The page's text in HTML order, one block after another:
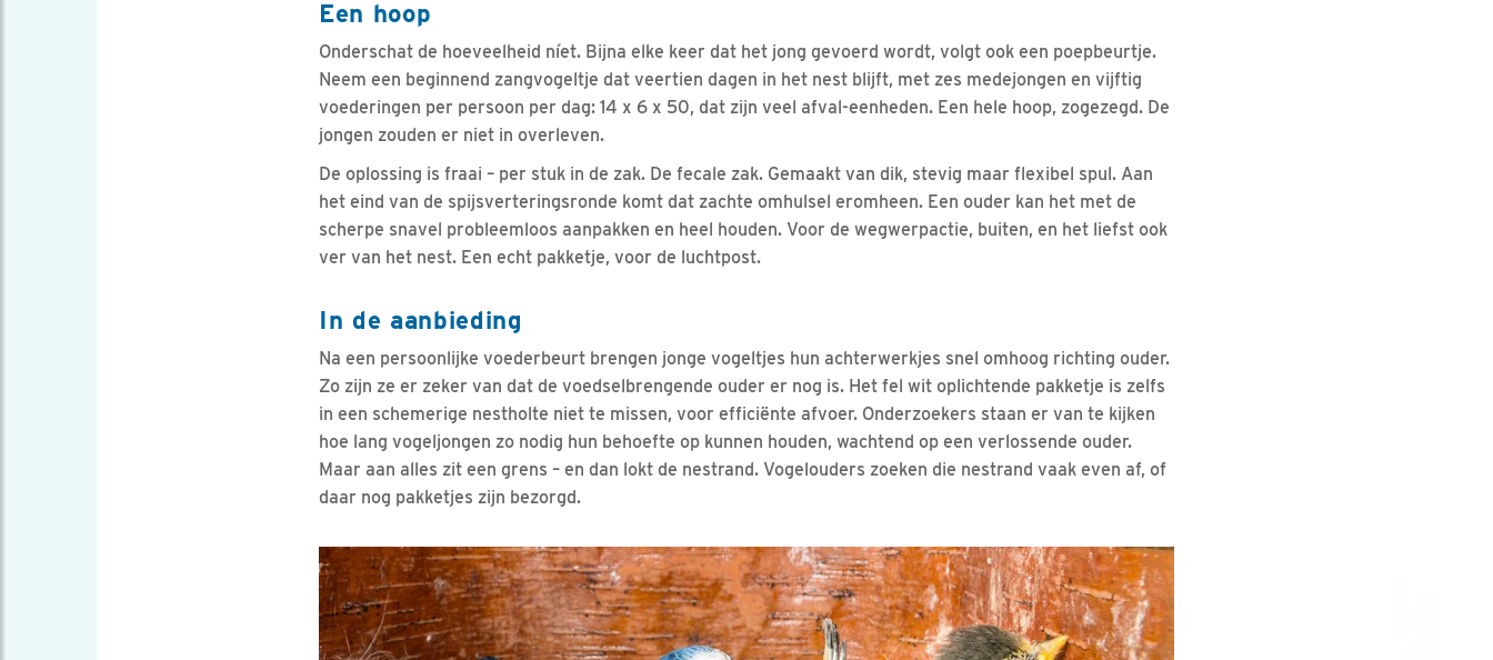
Een hoop
Onderschat de hoeveelheid níet. Bijna elke keer dat het jong gevoerd wordt, volgt ook een poepbeurtje.
Neem een beginnend zangvogeltje dat veertien dagen in het nest blijft, met zes medejongen en vijftig
voederingen per persoon per dag: 14 x 6 x 50, dat zijn veel afval-eenheden. Een hele hoop, zogezegd. De
jongen zouden er niet in overleven.
De oplossing is fraai – per stuk in de zak. De fecale zak. Gemaakt van dik, stevig maar flexibel spul. Aan
het eind van de spijsverteringsronde komt dat zachte omhulsel eromheen. Een ouder kan het met de
scherpe snavel probleemloos aanpakken en heel houden. Voor de wegwerpactie, buiten, en het liefst ook
ver van het nest. Een echt pakketje, voor de luchtpost.
In de aanbieding
Na een persoonlijke voederbeurt brengen jonge vogeltjes hun achterwerkjes snel omhoog richting ouder.
Zo zijn ze er zeker van dat de voedselbrengende ouder er nog is. Het fel wit oplichtende pakketje is zelfs
in een schemerige nestholte niet te missen, voor efficiënte afvoer. Onderzoekers staan er van te kijken
hoe lang vogeljongen zo nodig hun behoefte op kunnen houden, wachtend op een verlossende ouder.
Maar aan alles zit een grens – en dan lokt de nestrand. Vogelouders zoeken die nestrand vaak even af, of
daar nog pakketjes zijn bezorgd.